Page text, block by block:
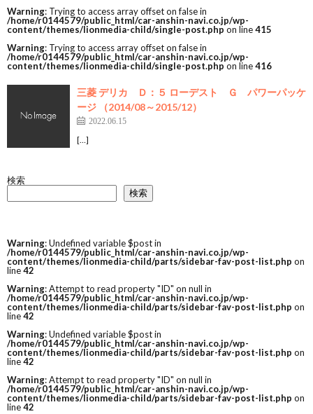
Warning: Trying to access array offset on false in
/home/r0144579/public_html/car-anshin-navi.co.jp/wp-
content/themes/lionmedia-child/single-post.php on line415
Warning: Trying to access array offset on false in
/home/r0144579/public_html/car-anshin-navi.co.jp/wp-
content/themes/lionmedia-child/single-post.php on line416
三菱 デリカ Ｄ：５ ローデスト Ｇ パワーパッケ
ージ （2014/08～2015/12）
2022.06.15
[…]
検索
検索
Warning: Undefined variable $post in
/home/r0144579/public_html/car-anshin-navi.co.jp/wp-
content/themes/lionmedia-child/parts/sidebar-fav-post-list.php on
line42
Warning: Attempt to read property "ID" on null in
/home/r0144579/public_html/car-anshin-navi.co.jp/wp-
content/themes/lionmedia-child/parts/sidebar-fav-post-list.php on
line42
Warning: Undefined variable $post in
/home/r0144579/public_html/car-anshin-navi.co.jp/wp-
content/themes/lionmedia-child/parts/sidebar-fav-post-list.php on
line42
Warning: Attempt to read property "ID" on null in
/home/r0144579/public_html/car-anshin-navi.co.jp/wp-
content/themes/lionmedia-child/parts/sidebar-fav-post-list.php on
line42